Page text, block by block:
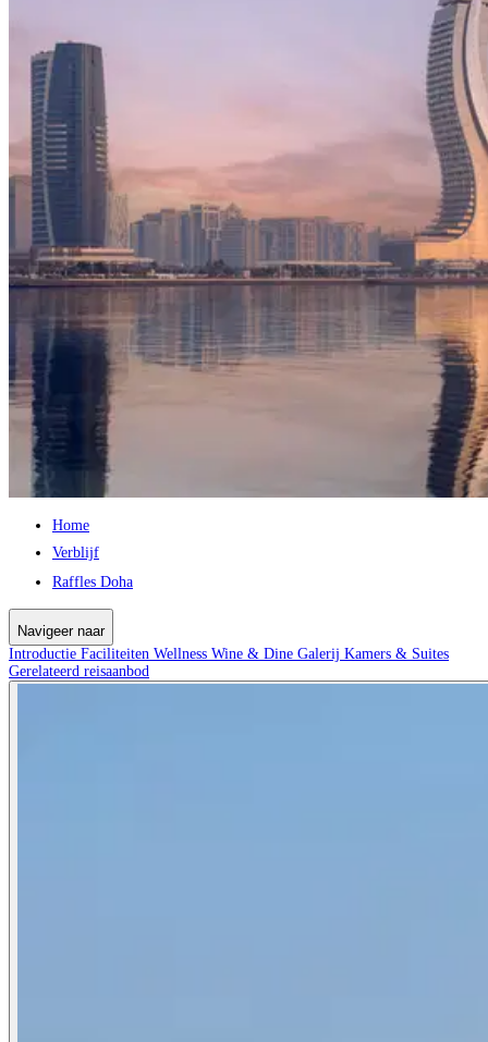
Home
Verblijf
Raffles Doha
Navigeer naar
Introductie Faciliteiten Wellness Wine & Dine Galerij Kamers & Suites
Gerelateerd reisaanbod